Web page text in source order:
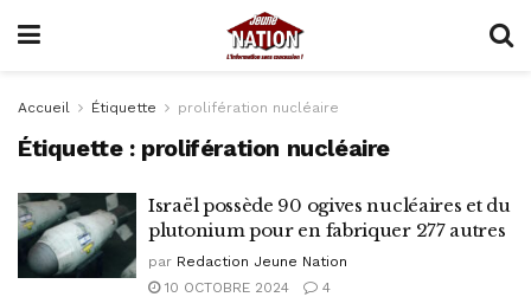
Accueil Étiquette prolifération nucléaire
Étiquette : prolifération nucléaire
Israël possède 90 ogives nucléaires et du
plutonium pour en fabriquer 277 autres
par Redaction Jeune Nation
10 OCTOBRE 2024
4